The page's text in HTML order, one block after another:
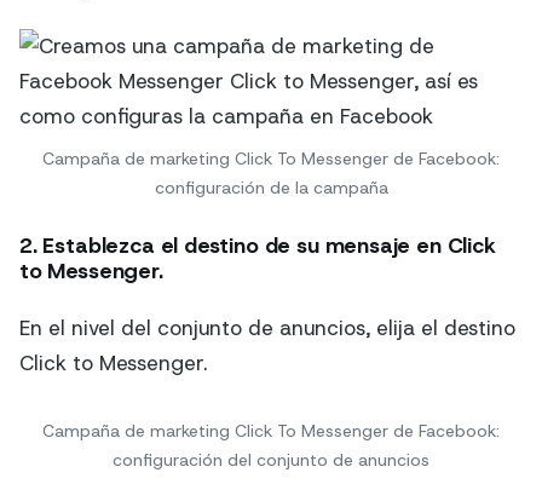
Campaña de marketing Click To Messenger de Facebook:
configuración de la campaña
2. Establezca el destino de su mensaje en Click
to Messenger.
En el nivel del conjunto de anuncios, elija el destino
Click to Messenger.
Campaña de marketing Click To Messenger de Facebook:
configuración del conjunto de anuncios